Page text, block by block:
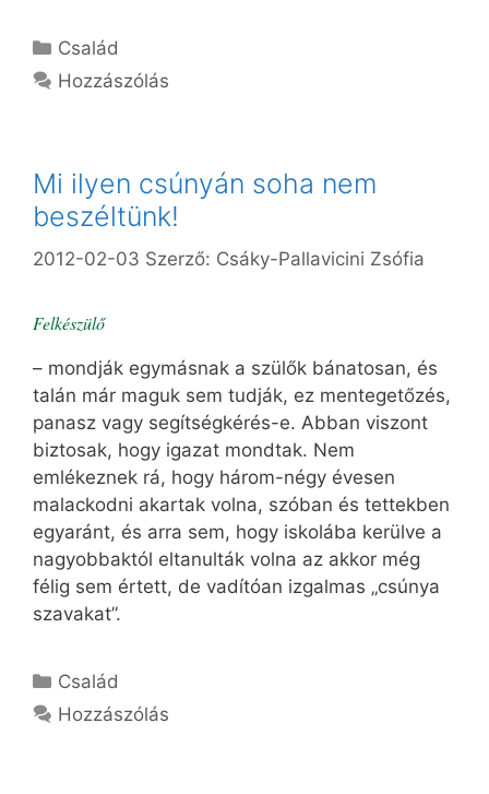
Kategória
Család
Hozzászólás
Mi ilyen csúnyán soha nem
beszéltünk!
2012-02-03 Szerző: Csáky-Pallavicini Zsófia
Felkészülő
– mondják egymásnak a szülők bánatosan, és
talán már maguk sem tudják, ez mentegetőzés,
panasz vagy segítségkérés-e. Abban viszont
biztosak, hogy igazat mondtak. Nem
emlékeznek rá, hogy három-négy évesen
malackodni akartak volna, szóban és tettekben
egyaránt, és arra sem, hogy iskolába kerülve a
nagyobbaktól eltanulták volna az akkor még
félig sem értett, de vadítóan izgalmas „csúnya
szavakat”.
Kategória
Család
Hozzászólás